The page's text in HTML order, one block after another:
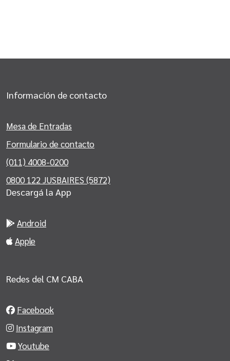
Información de contacto
Mesa de Entradas
Formulario de contacto
(011) 4008-0200
0800 122 JUSBAIRES (5872)
Descargá la App
Android
Apple
Redes del CM CABA
Facebook
Instagram
Youtube